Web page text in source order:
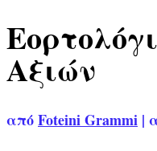
απόFoteini Grammi |